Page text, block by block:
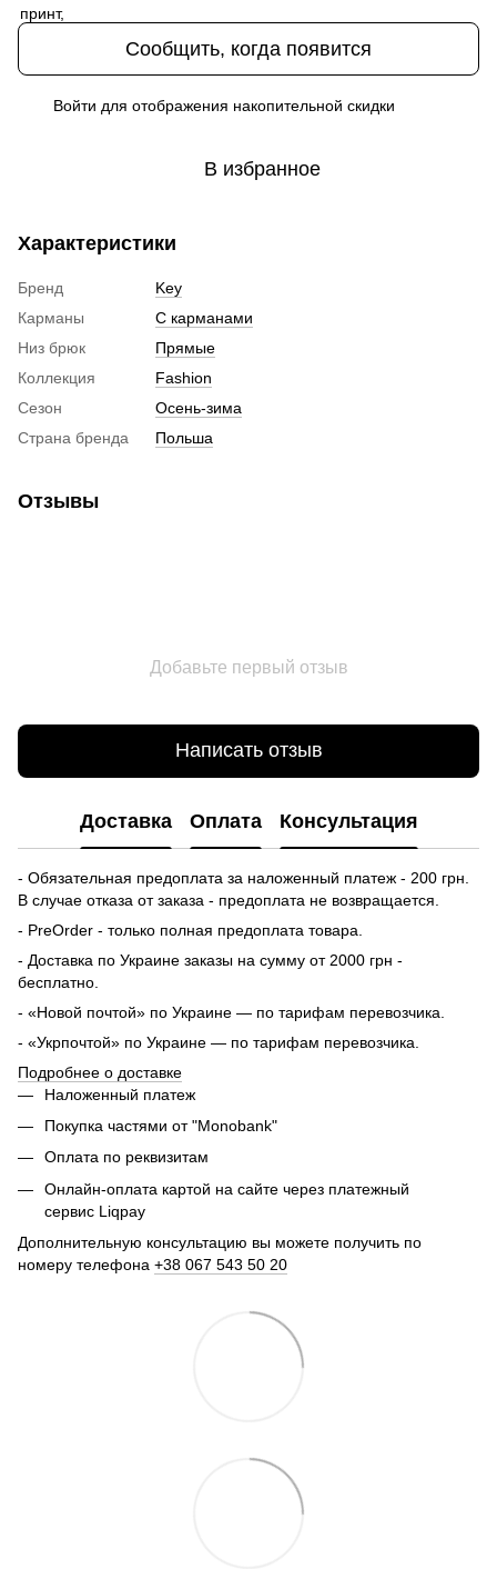
Сообщить, когда появится
Войти для отображения накопительной скидки
В избранное
Характеристики
Бренд
Key
Карманы
С карманами
Низ брюк
Прямые
Коллекция
Fashion
Сезон
Осень-зима
Страна бренда
Польша
Отзывы
Добавьте первый отзыв
Написать отзыв
Доставка Оплата Консультация
- Обязательная предоплата за наложенный платеж - 200 грн.
В случае отказа от заказа - предоплата не возвращается.
- PreOrder - только полная предоплата товара.
- Доставка по Украине заказы на сумму от 2000 грн -
бесплатно.
- «Новой почтой» по Украине — по тарифам перевозчика.
- «Укрпочтой» по Украине — по тарифам перевозчика.
Подробнее о доставке
Наложенный платеж
Покупка частями от "Monobank"
Оплата по реквизитам
Онлайн-оплата картой на сайте через платежный
сервис Liqpay
Дополнительную консультацию вы можете получить по
номеру телефона +38 067 543 50 20